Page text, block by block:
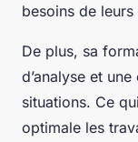
besoins de leurs
De plus, sa
d’analyse et
situations. Ce
optimale les